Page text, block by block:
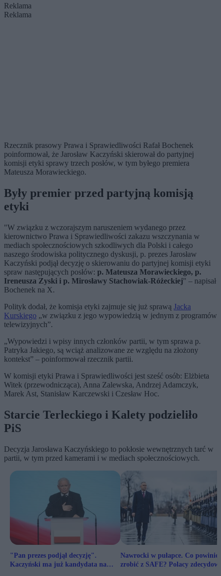
Reklama
Reklama
Rzecznik prasowy Prawa i Sprawiedliwości Rafał Bochenek
poinformował, że Jarosław Kaczyński skierował do partyjnej
komisji etyki sprawy trzech posłów, w tym byłego premiera
Mateusza Morawieckiego.
Były premier przed partyjną komisją
etyki
"W związku z wczorajszym naruszeniem wydanego przez
kierownictwo Prawa i Sprawiedliwości zakazu wszczynania w
mediach społecznościowych szkodliwych dla Polski i całego
naszego środowiska politycznego dyskusji, p. prezes Jarosław
Kaczyński podjął decyzję o skierowaniu do partyjnej komisji etyki
spraw następujących posłów: p. Mateusza Morawieckiego, p.
Ireneusza Zyski i p. Mirosławy Stachowiak-Różeckiej" – napisał
Bochenek na X.
Polityk dodał, że komisja etyki zajmuje się już sprawą Jacka
Kurskiego „w związku z jego wypowiedzią w jednym z programów
telewizyjnych”.
„Wypowiedzi i wpisy innych członków partii, w tym sprawa p.
Patryka Jakiego, są wciąż analizowane ze względu na złożony
kontekst” – poinformował rzecznik partii.
W komisji etyki Prawa i Sprawiedliwości jest sześć osób: Elżbieta
Witek (przewodnicząca), Anna Zalewska, Andrzej Adamczyk,
Marek Ast, Stanisław Karczewski i Czesław Hoc.
Starcie Terleckiego i Kalety podzieliło
PiS
Decyzja Jarosława Kaczyńskiego to pokłosie wewnętrznych tarć w
partii, w tym przed kamerami i w mediach społecznościowych.
"Pan prezes podjął decyzję".
Kaczyński ma już kandydata na
Nawrocki w pułapce. Co
zrobić z SAFE? Polacy